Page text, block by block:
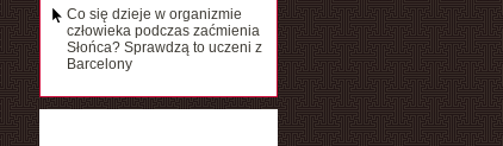
Co się dzieje w organizmie
człowieka podczas zaćmienia
Słońca? Sprawdzą to uczeni z
Barcelony